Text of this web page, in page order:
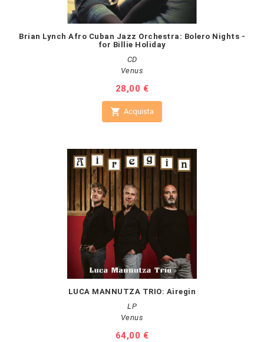
Brian Lynch Afro Cuban Jazz Orchestra: Bolero Nights -
for Billie Holiday
CD
Venus
Prezzo
28,00 €
 Acquista
LUCA MANNUTZA TRIO: Airegin
LP
Venus
Prezzo
64,00 €